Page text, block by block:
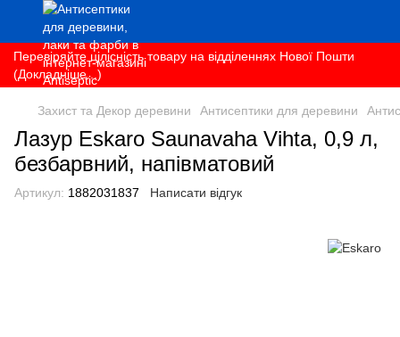
Перевіряйте цілісність товару на відділеннях Нової Пошти
(Докладніше...)
Захист та Декор деревини Антисептики для деревини
Лазур Eskaro Saunavaha Vihta, 0,9 л,
безбарвний, напівматовий
Артикул: 1882031837 Написати відгук